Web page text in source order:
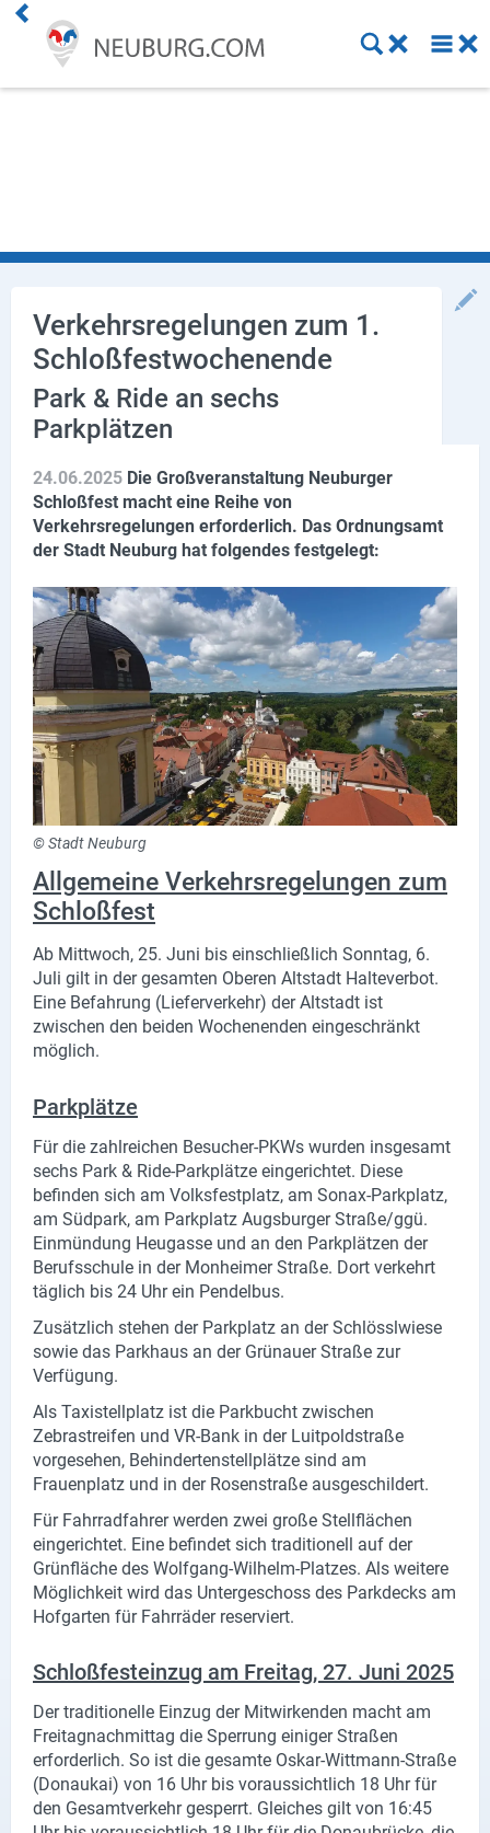
Verkehrsregelungen zum 1.
Schloßfestwochenende
Park & Ride an sechs
Parkplätzen
24.06.2025 Die Großveranstaltung Neuburger
Schloßfest macht eine Reihe von
Verkehrsregelungen erforderlich. Das Ordnungsamt
der Stadt Neuburg hat folgendes festgelegt:
© Stadt Neuburg
Allgemeine Verkehrsregelungen zum
Schloßfest
Ab Mittwoch, 25. Juni bis einschließlich Sonntag, 6.
Juli gilt in der gesamten Oberen Altstadt Halteverbot.
Eine Befahrung (Lieferverkehr) der Altstadt ist
zwischen den beiden Wochenenden eingeschränkt
möglich.
Parkplätze
Für die zahlreichen Besucher-PKWs wurden insgesamt
sechs Park & Ride-Parkplätze eingerichtet. Diese
befinden sich am Volksfestplatz, am Sonax-Parkplatz,
am Südpark, am Parkplatz Augsburger Straße/ggü.
Einmündung Heugasse und an den Parkplätzen der
Berufsschule in der Monheimer Straße. Dort verkehrt
täglich bis 24 Uhr ein Pendelbus.
Zusätzlich stehen der Parkplatz an der Schlösslwiese
sowie das Parkhaus an der Grünauer Straße zur
Verfügung.
Als Taxistellplatz ist die Parkbucht zwischen
Zebrastreifen und VR-Bank in der Luitpoldstraße
vorgesehen, Behindertenstellplätze sind am
Frauenplatz und in der Rosenstraße ausgeschildert.
Für Fahrradfahrer werden zwei große Stellflächen
eingerichtet. Eine befindet sich traditionell auf der
Grünfläche des Wolfgang-Wilhelm-Platzes. Als weitere
Möglichkeit wird das Untergeschoss des Parkdecks am
Hofgarten für Fahrräder reserviert.
Schloßfesteinzug am Freitag, 27. Juni 2025
Der traditionelle Einzug der Mitwirkenden macht am
Freitagnachmittag die Sperrung einiger Straßen
erforderlich. So ist die gesamte Oskar-Wittmann-Straße
(Donaukai) von 16 Uhr bis voraussichtlich 18 Uhr für
den Gesamtverkehr gesperrt. Gleiches gilt von 16:45
Dienstleistung
Gesundheit
Freizeit
Stellenanzeigen
Lieferdienste
Premium
Neuburg App
Angebote
Aktuelles
Magazine
Veranstaltungen
Service
Branchen
Marken
Produktgruppen
Partner
Firmen
Kontaktseite
Newsletter
AGB
Impressum
Datenschutz
Social Media
Facebook
Instagram
YouTube